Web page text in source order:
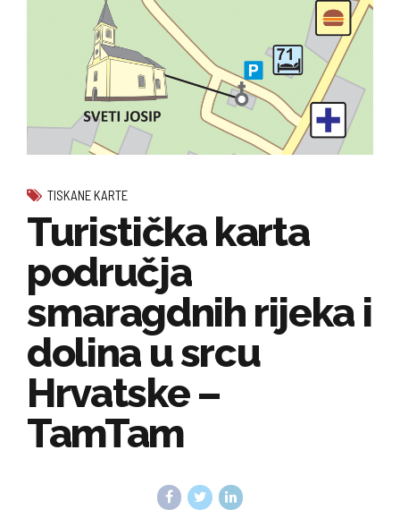
TISKANE KARTE
Turistička karta
područja
smaragdnih rijeka i
dolina u srcu
Hrvatske –
TamTam